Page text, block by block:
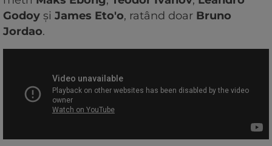
Godoy şi James Eto'o, ratând doar Bruno
Jordao.